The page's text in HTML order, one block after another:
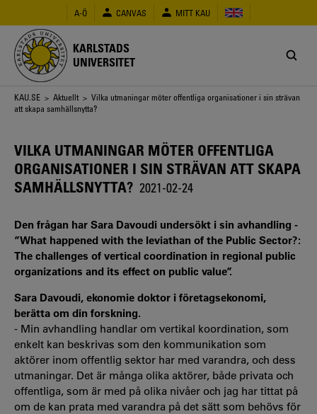
huvudinnehåll
A-Ö CANVAS MITT KAU
KARLSTADS
UNIVERSITET
Länkstig
KAU.SE > Aktuellt > Vilka utmaningar möter offentliga organisationer i sin strävan
att skapa samhällsnytta?
VILKA UTMANINGAR MÖTER OFFENTLIGA
ORGANISATIONER I SIN STRÄVAN ATT SKAPA
SAMHÄLLSNYTTA? 2021-02-24
Den frågan har Sara Davoudi undersökt i sin avhandling -
”What happened with the leviathan of the Public Sector?:
The challenges of vertical coordination in regional public
organizations and its effect on public value”.
Sara Davoudi, ekonomie doktor i företagsekonomi,
berätta om din forskning.
- Min avhandling handlar om vertikal koordination, som
enkelt kan beskrivas som den kommunikation som
aktörer inom offentlig sektor har med varandra, och dess
utmaningar. Det är många olika aktörer, både privata och
offentliga, som är med på olika nivåer och jag har tittat på
om de kan prata med varandra på det sätt som behövs för